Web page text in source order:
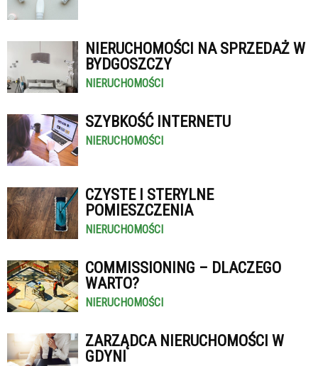
NIERUCHOMOŚCI NA SPRZEDAŻ W
BYDGOSZCZY
NIERUCHOMOŚCI
SZYBKOŚĆ INTERNETU
NIERUCHOMOŚCI
CZYSTE I STERYLNE
POMIESZCZENIA
NIERUCHOMOŚCI
COMMISSIONING – DLACZEGO
WARTO?
NIERUCHOMOŚCI
ZARZĄDCA NIERUCHOMOŚCI W
GDYNI